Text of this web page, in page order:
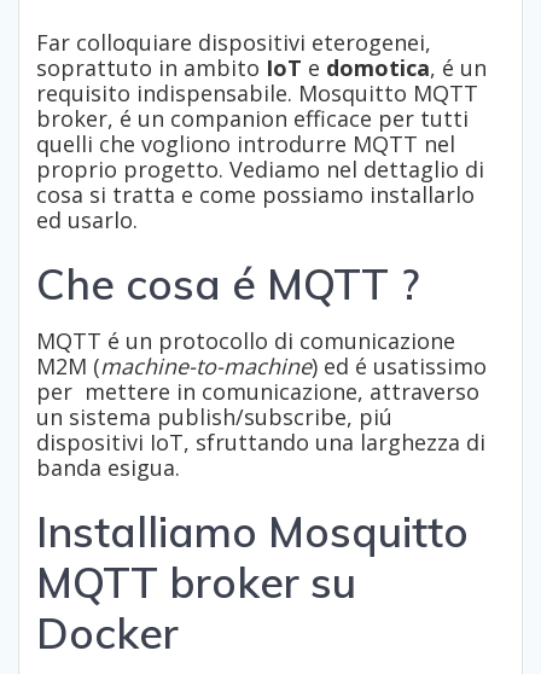
Far colloquiare dispositivi eterogenei,
soprattuto in ambito IoT e domotica, é un
requisito indispensabile. Mosquitto MQTT
broker, é un companion efficace per tutti
quelli che vogliono introdurre MQTT nel
proprio progetto. Vediamo nel dettaglio di
cosa si tratta e come possiamo installarlo
ed usarlo.
Che cosa é MQTT ?
MQTT é un protocollo di comunicazione
M2M (machine-to-machine) ed é usatissimo
per mettere in comunicazione, attraverso
un sistema publish/subscribe, piú
dispositivi IoT, sfruttando una larghezza di
banda esigua.
Installiamo Mosquitto
MQTT broker su
Docker